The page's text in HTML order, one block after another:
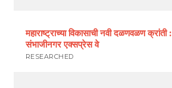
महाराष्ट्राच्या विकासाची नवी दळणवळण
संभाजीनगर एक्सप्रेस वे
RESEARCHED